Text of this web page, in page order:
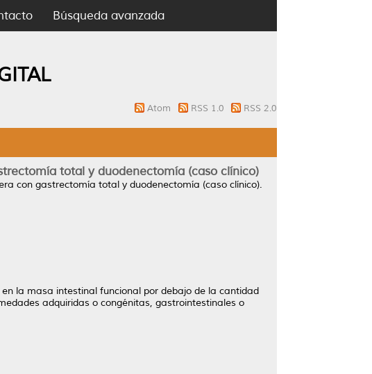
Búsqueda avanzada
Atom RSS 1.0 RSS 2.0
total y duodenectomía (caso clínico)
con gastrectomía total y duodenectomía (caso clínico).
la masa intestinal funcional por debajo de la cantidad
adquiridas o congénitas, gastrointestinales o